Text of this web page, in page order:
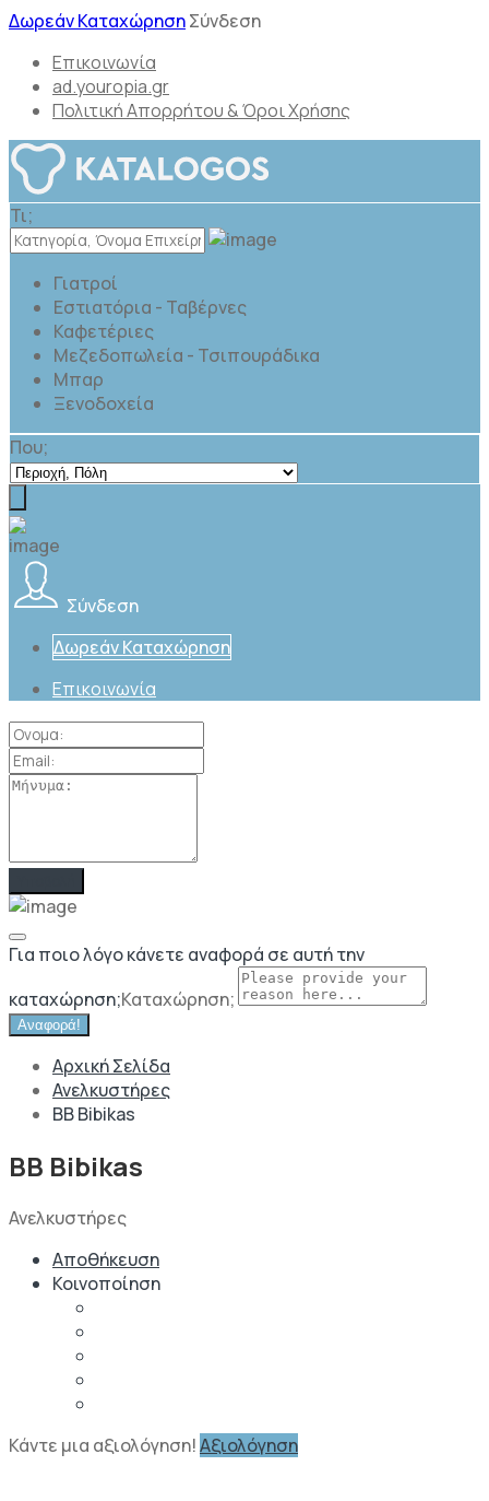
Δωρεάν ΚαταχώρησηΣύνδεση
Επικοινωνία
ad.youropia.gr
Πολιτική Απορρήτου & Όροι Χρήσης
Τι;
Γιατροί
Εστιατόρια - Ταβέρνες
Καφετέριες
Μεζεδοπωλεία - Τσιπουράδικα
Μπαρ
Ξενοδοχεία
Που;
Σύνδεση
Δωρεάν Καταχώρηση
Επικοινωνία
Για ποιο λόγο κάνετε αναφορά σε αυτή την
καταχώρηση;Καταχώρηση;
Αναφορά!
Αρχική Σελίδα
Ανελκυστήρες
BB Bibikas
BB Bibikas
Ανελκυστήρες
Αποθήκευση
Κοινοποίηση
Κάντε μια αξιολόγηση!Αξιολόγηση